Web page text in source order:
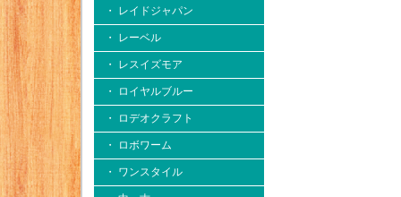
・ レイドジャパン
・ レーベル
・ レスイズモア
・ ロイヤルブルー
・ ロデオクラフト
・ ロボワーム
・ ワンスタイル